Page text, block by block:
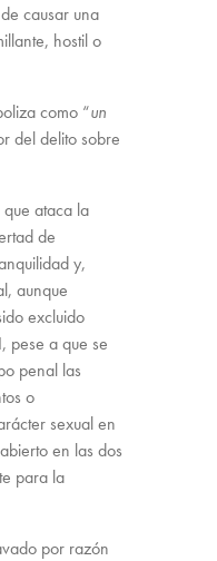
causar una
hostil o
como “un
del delito sobre
ataca la
de
y,
aunque
excluido
pese a que se
penal las
o
sexual en
en las dos
para la
por razón